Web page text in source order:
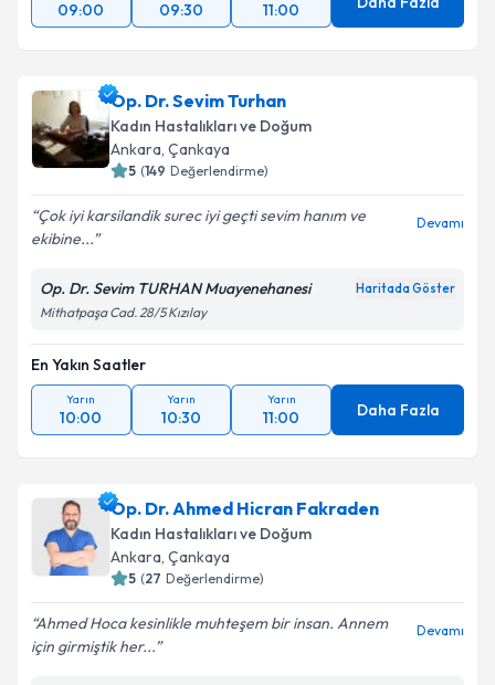
09:00 09:30 11:00
Op. Dr. Sevim Turhan
Kadın Hastalıkları ve Doğum
Ankara, Çankaya
5 (149 Değerlendirme)
Çok iyi karsilandik surec iyi geçti sevim hanım ve
ekibine...
Devamı
Op. Dr. Sevim TURHAN Muayenehanesi Haritada Göster
Mithatpaşa Cad. 28/5 Kızılay
En Yakın Saatler
Yarın
10:00
Yarın
10:30
Yarın
11:00 Daha Fazla
Op. Dr. Ahmed Hicran Fakraden
Kadın Hastalıkları ve Doğum
Ankara, Çankaya
5 (27 Değerlendirme)
Ahmed Hoca kesinlikle muhteşem bir insan. Annem
için girmiştik her...
Devamı